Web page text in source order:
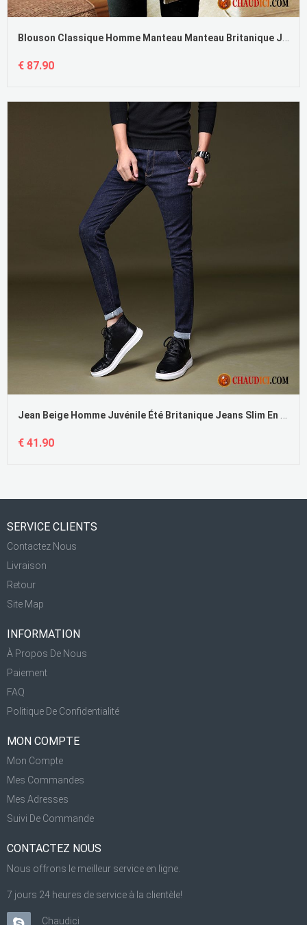
Blouson Classique Homme Manteau Manteau Britanique Jeunesse Coupe Vent Pas Cher
€ 87.90
Jean Beige Homme Juvénile Été Britanique Jeans Slim En Ligne
€ 41.90
SERVICE CLIENTS
Contactez Nous
Livraison
Retour
Site Map
INFORMATION
À Propos De Nous
Paiement
FAQ
Politique De Confidentialité
MON COMPTE
Mon Compte
Mes Commandes
Mes Adresses
Suivi De Commande
CONTACTEZ NOUS
Nous offrons le meilleur service en ligne.
7 jours 24 heures de service à la clientèle!
Chaudici